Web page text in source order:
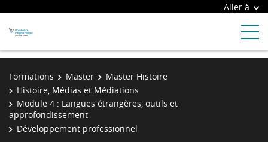
Aller à
Formations Master
Master Histoire
Histoire, Médias et Médiations
Module 4 : Langues étrangères, outils et
approfondissement
Développement professionnel